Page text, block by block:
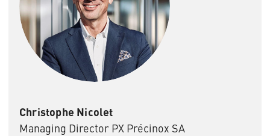
Christophe Nicolet
Managing Director PX Précinox SA